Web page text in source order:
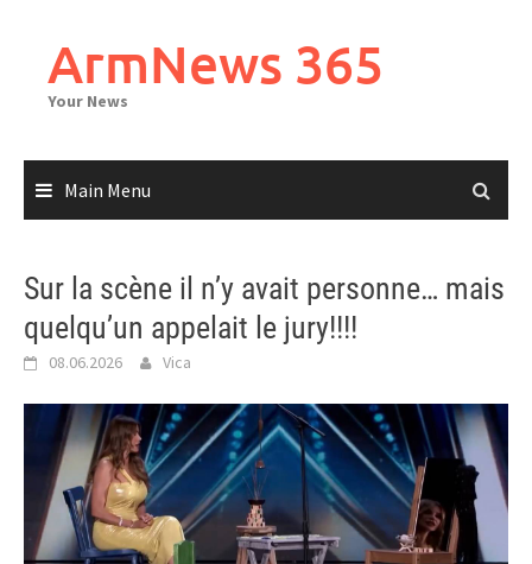
contentArmNews 365
Your News
Main Menu
Sur la scène il n’y avait personne… mais
quelqu’un appelait le jury!!!!
08.06.2026 Vica